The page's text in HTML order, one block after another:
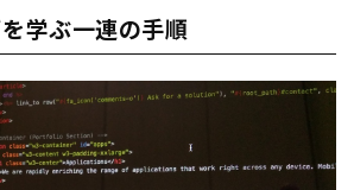
学ぶ一連の手順